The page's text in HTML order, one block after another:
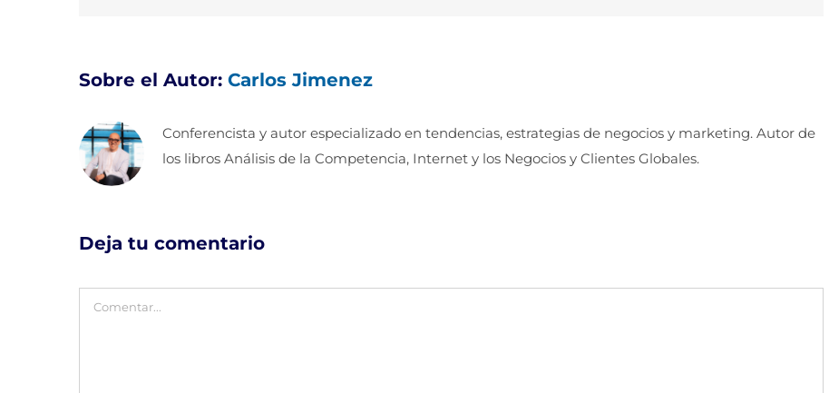
Sobre el Autor: Carlos Jimenez
Conferencista y autor especializado en tendencias, estrategias de negocios y marketing. Autor de
los libros Análisis de la Competencia, Internet y los Negocios y Clientes Globales.
Deja tu comentario
Comentar